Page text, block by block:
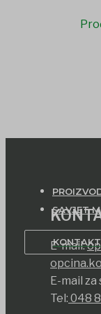
SAVJET
KONTAKT
E-mail:
E-mail
Tel: 048